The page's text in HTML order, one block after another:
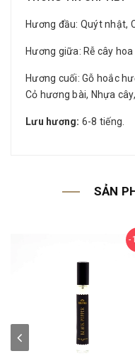
Hương đầu: Quýt nhật,
Hương giữa: Rễ cây
Hương cuối: Gỗ hoắc
Cỏ hương bài, Nhựa
Lưu hương: 6-8 tiếng.
SẢN